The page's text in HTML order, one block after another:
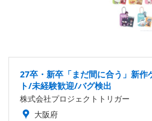
27卒・新卒「まだ間に合う」新作
ト/未経験歓迎/バグ検出
株式会社プロジェクトトリガー
大阪府